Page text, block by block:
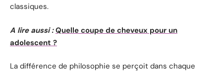
classiques.
A lire aussi : Quelle coupe de cheveux pour un
adolescent ?
La différence de philosophie se perçoit dans chaque